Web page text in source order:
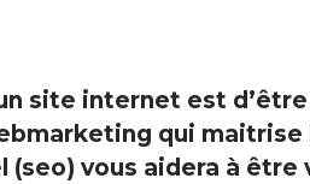
site internet est
qui maitrise
(seo) vous aidera à être